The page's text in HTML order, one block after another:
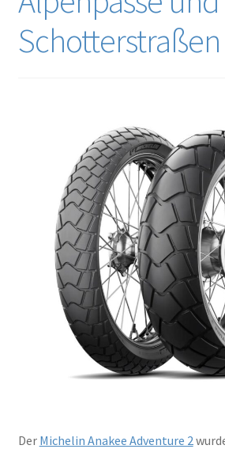
Schotterstraßen
Der Michelin Anakee Adventure 2